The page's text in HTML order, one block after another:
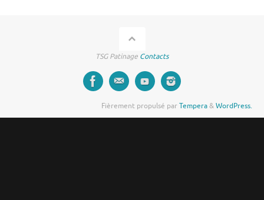
TSG Patinage Contacts
Fièrement propulsé parTempera&WordPress.